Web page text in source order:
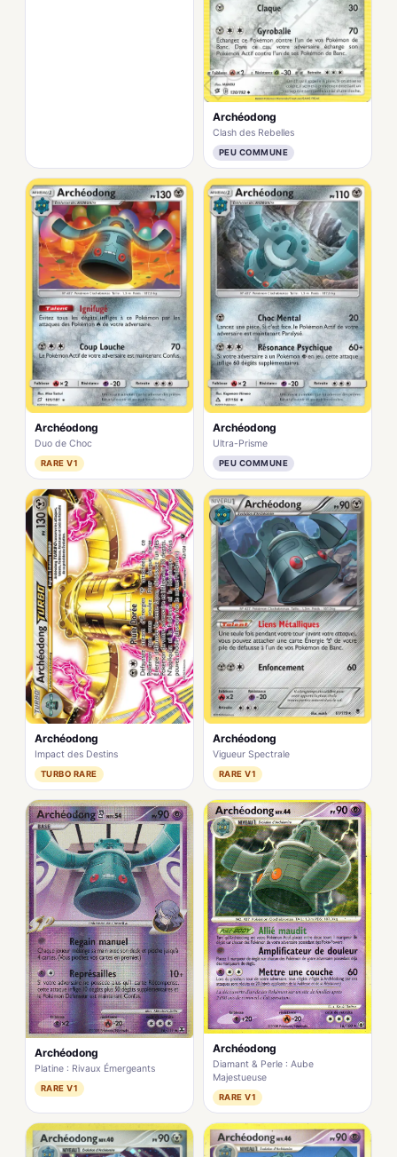
Archéodong
Clash des Rebelles
PEU COMMUNE
Archéodong
Duo de Choc
RARE V1
Archéodong
Ultra-Prisme
PEU COMMUNE
Archéodong
Impact des Destins
TURBO RARE
Archéodong
Vigueur Spectrale
RARE V1
Archéodong
Platine : Rivaux Émergeants
RARE V1
Archéodong
Diamant & Perle : Aube
Majestueuse
RARE V1